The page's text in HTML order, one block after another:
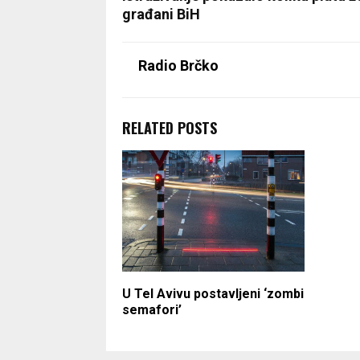
građani BiH
Radio Brčko
RELATED POSTS
U Tel Avivu postavljeni ‘zombi
semafori’